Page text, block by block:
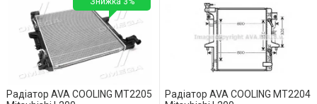
Радіатор AVA COOLING MT2205
Радіатор AVA COOLING MT2204